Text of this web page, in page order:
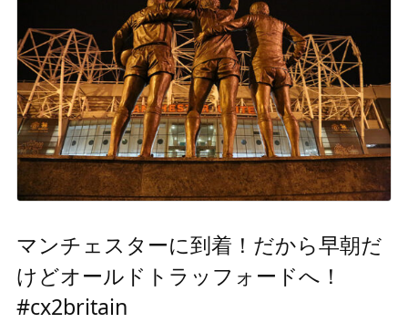
マンチェスターに到着！だから早朝だ
けどオールドトラッフォードへ！
#cx2britain